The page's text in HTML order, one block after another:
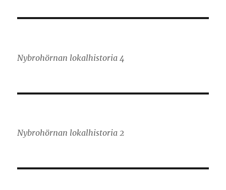
Nybrohörnan lokalhistoria 4
Nybrohörnan lokalhistoria 2